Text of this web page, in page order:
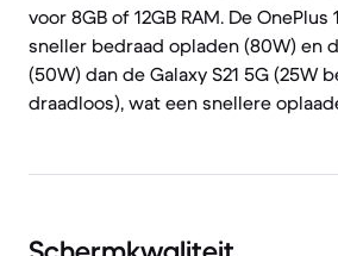
voor 8GB of 12GB RAM. De
sneller bedraad opladen (80W) en
(50W) dan de Galaxy S21 5G (25W
draadloos), wat een snellere